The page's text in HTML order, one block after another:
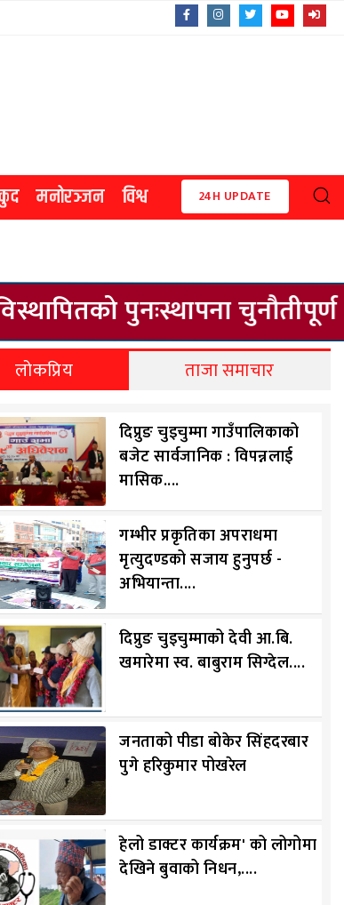
मनोरञ्जन विश्व 24H UPDATE
पुनःस्थापना चुनौतीपूर्ण बन्दै
लोकप्रिय ताजा समाचार
दिप्रुङ चुइचुम्मा गाउँपालिकाको
बजेट सार्वजानिक : विपन्नलाई
मासिक....
गम्भीर प्रकृतिका अपराधमा
मृत्युदण्डको सजाय हुनुपर्छ -
अभियान्ता....
दिप्रुङ चुइचुम्माको देवी आ.बि.
खमारेमा स्व. बाबुराम सिग्देल....
जनताको पीडा बोकेर सिंहदरबार
पुगे हरिकुमार पोखरेल
हेलो डाक्टर कार्यक्रम' को लोगोमा
देखिने बुवाको निधन,....